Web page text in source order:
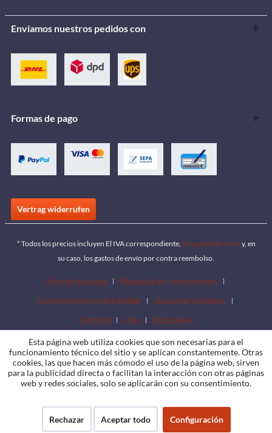
Enviamos nuestros pedidos con
Formas de pago
Vertrag widerrufen
* Todos los precios incluyen El IVA correspondiente, los gastos de envío y, en
su caso, los gastos de envío por contra reembolso.
Área de descarga
Búsqueda de concesionarios
Conviértete en un distribuidor
Descargar catálogos
Contacto
Jobs Ubicaciones
Esta página web utiliza cookies que son necesarias para el
funcionamiento técnico del sitio y se aplican constantemente. Otras
cookies, las que hacen más cómodo el uso de la página web, sirven
para la publicidad directa o facilitan la interacción con otras páginas
web y redes sociales, solo se aplicarán con su consentimiento.
Rechazar Aceptar todo Configuración